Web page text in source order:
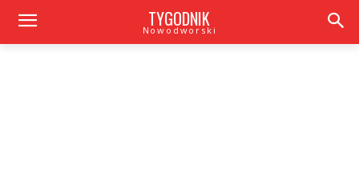
TYGODNIK
Nowodworski